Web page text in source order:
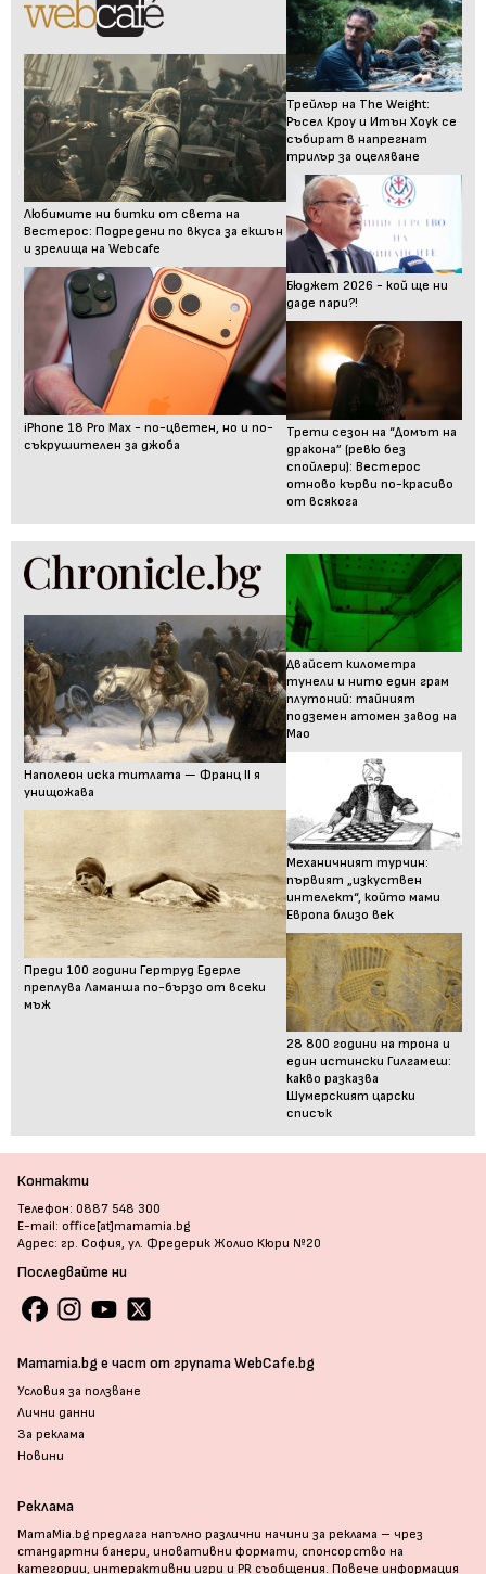
Любимите ни битки от света на
Вестерос: Подредени по вкуса за екшън
и зрелища на Webcafe
iPhone 18 Pro Max - по-цветен, но и по-
съкрушителен за джоба
Трейлър на The Weight:
Ръсел Кроу и Итън Хоук се
събират в напрегнат
трилър за оцеляване
Бюджет 2026 - кой ще ни
даде пари?!
Трети сезон на “Домът на
дракона” (ревю без
спойлери): Вестерос
отново кърви по-красиво
от всякога
Наполеон иска титлата — Франц II я
унищожава
Преди 100 години Гертруд Едерле
преплува Ламанша по-бързо от всеки
мъж
Двайсет километра
тунели и нито един грам
плутоний: тайният
подземен атомен завод на
Мао
Механичният турчин:
първият „изкуствен
интелект“, който мами
Европа близо век
28 800 години на трона и
един истински Гилгамеш:
какво разказва
Шумерският царски
списък
Контакти
Телефон: 0887 548 300
E-mail: office[at]mamamia.bg
Адрес: гр. София, ул. Фредерик Жолио Кюри №20
Последвайте ни
Mamamia.bg е част от групата WebCafe.bg
Условия за ползване
Лични данни
За реклама
Новини
Реклама
MamaMia.bg предлага напълно различни начини за реклама – чрез
стандартни банери, иновативни формати, спонсорство на
категории, интерактивни игри и PR съобщения. Повече информация